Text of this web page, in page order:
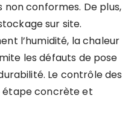
conformes. De plus,
sur site.
l’humidité, la chaleur
les défauts de pose
Le contrôle des
étape concrète et